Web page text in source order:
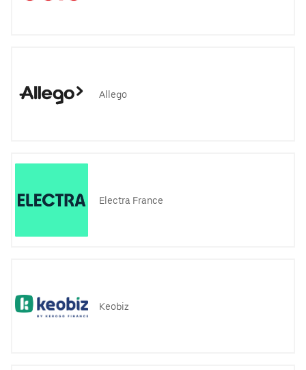
Allego
Electra France
Keobiz